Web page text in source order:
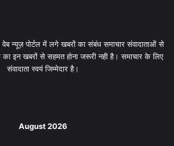
पोर्टल में लगे खबरों का संबंध समाचार संवादाताओं से
इन खबरों से सहमत होना जरूरी नही है। समाचार के लिए
संवादाता स्वयं जिम्मेदार है।
August 2026